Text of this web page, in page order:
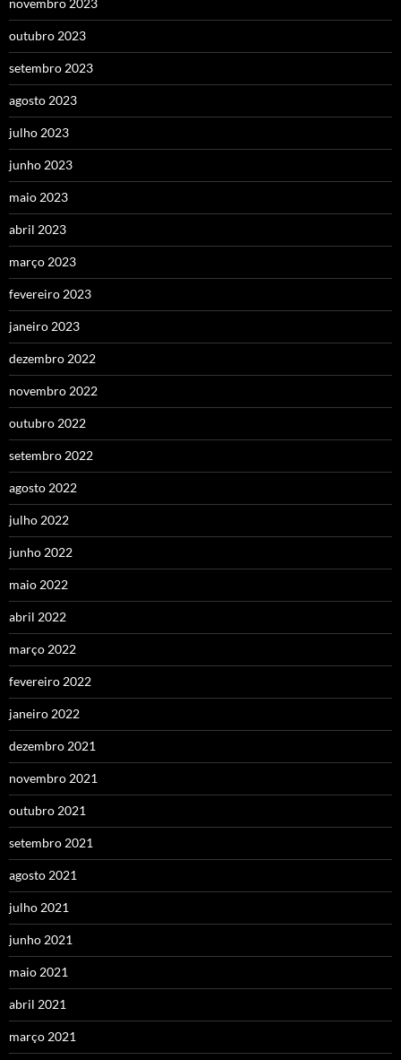
novembro 2023
outubro 2023
setembro 2023
agosto 2023
julho 2023
junho 2023
maio 2023
abril 2023
março 2023
fevereiro 2023
janeiro 2023
dezembro 2022
novembro 2022
outubro 2022
setembro 2022
agosto 2022
julho 2022
junho 2022
maio 2022
abril 2022
março 2022
fevereiro 2022
janeiro 2022
dezembro 2021
novembro 2021
outubro 2021
setembro 2021
agosto 2021
julho 2021
junho 2021
maio 2021
abril 2021
março 2021